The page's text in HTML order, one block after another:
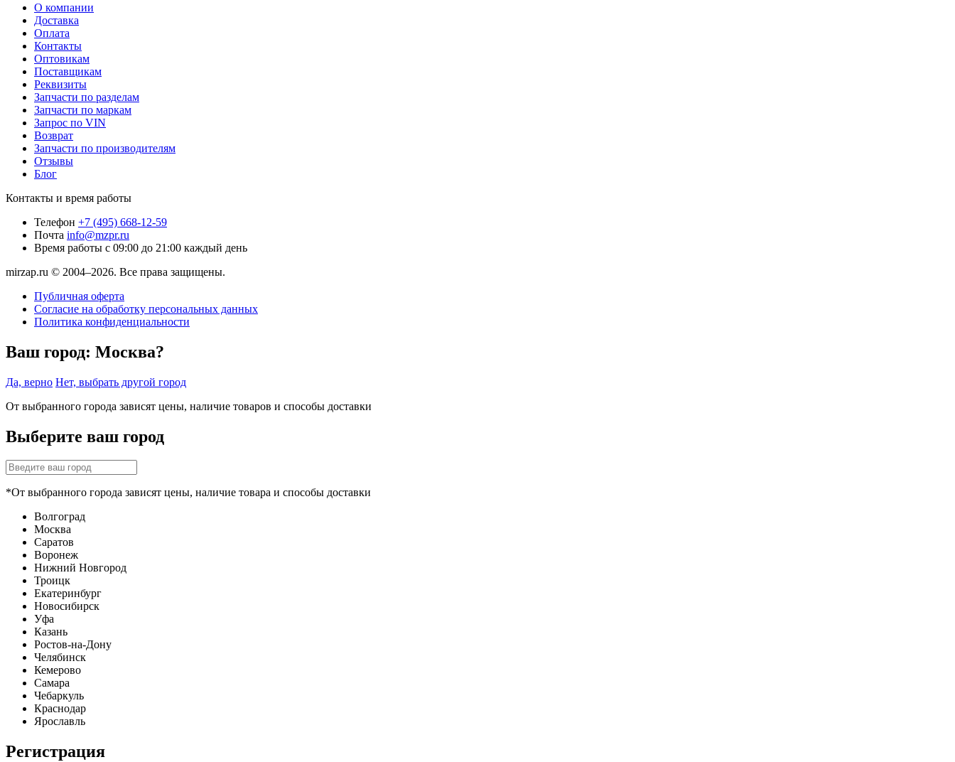
О компании
Доставка
Оплата
Контакты
Оптовикам
Поставщикам
Реквизиты
Запчасти по разделам
Запчасти по маркам
Запрос по VIN
Возврат
Запчасти по производителям
Отзывы
Блог
Контакты и время работы
Телефон +7 (495) 668-12-59
Почта info@mzpr.ru
Время работы с 09:00 до 21:00 каждый день
mirzap.ru © 2004–2026. Все права защищены.
Публичная оферта
Согласие на обработку персональных данных
Политика конфиденциальности
Ваш город: Москва?
Да, верно Нет, выбрать другой город
От выбранного города зависят цены, наличие товаров и способы доставки
Выберите ваш город
*От выбранного города зависят цены, наличие товара и способы доставки
Волгоград
Москва
Саратов
Воронеж
Нижний Новгород
Троицк
Екатеринбург
Новосибирск
Уфа
Казань
Ростов-на-Дону
Челябинск
Кемерово
Самара
Чебаркуль
Краснодар
Ярославль
Регистрация